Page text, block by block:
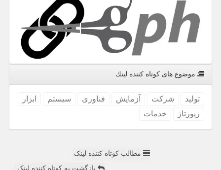
موضوع های كوتاه كننده لینك
تولید شركت آزمایش فناوری سیستم
ابزار
رپورتاژ
خدمات
مطالب کوتاه کننده لینک
بازگشت به کوتاه کننده لینک